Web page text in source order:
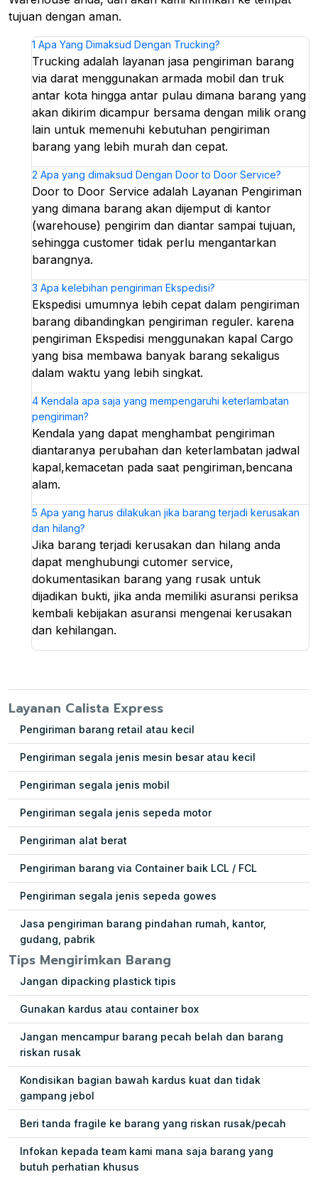
tujuan dengan aman.
1 Apa Yang Dimaksud Dengan Trucking?
Trucking adalah layanan jasa pengiriman barang
via darat menggunakan armada mobil dan truk
antar kota hingga antar pulau dimana barang yang
akan dikirim dicampur bersama dengan milik orang
lain untuk memenuhi kebutuhan pengiriman
barang yang lebih murah dan cepat.
2 Apa yang dimaksud Dengan Door to Door Service?
Door to Door Service adalah Layanan Pengiriman
yang dimana barang akan dijemput di kantor
(warehouse) pengirim dan diantar sampai tujuan,
sehingga customer tidak perlu mengantarkan
barangnya.
3 Apa kelebihan pengiriman Ekspedisi?
Ekspedisi umumnya lebih cepat dalam pengiriman
barang dibandingkan pengiriman reguler. karena
pengiriman Ekspedisi menggunakan kapal Cargo
yang bisa membawa banyak barang sekaligus
dalam waktu yang lebih singkat.
4 Kendala apa saja yang mempengaruhi keterlambatan
pengiriman?
Kendala yang dapat menghambat pengiriman
diantaranya perubahan dan keterlambatan jadwal
kapal,kemacetan pada saat pengiriman,bencana
alam.
5 Apa yang harus dilakukan jika barang terjadi kerusakan
dan hilang?
Jika barang terjadi kerusakan dan hilang anda
dapat menghubungi cutomer service,
dokumentasikan barang yang rusak untuk
dijadikan bukti, jika anda memiliki asuransi periksa
kembali kebijakan asuransi mengenai kerusakan
dan kehilangan.
Layanan Calista Express
Pengiriman barang retail atau kecil
Pengiriman segala jenis mesin besar atau kecil
Pengiriman segala jenis mobil
Pengiriman segala jenis sepeda motor
Pengiriman alat berat
Pengiriman barang via Container baik LCL / FCL
Pengiriman segala jenis sepeda gowes
Jasa pengiriman barang pindahan rumah, kantor,
gudang, pabrik
Tips Mengirimkan Barang
Jangan dipacking plastick tipis
Gunakan kardus atau container box
Jangan mencampur barang pecah belah dan barang
riskan rusak
Kondisikan bagian bawah kardus kuat dan tidak
gampang jebol
Beri tanda fragile ke barang yang riskan rusak/pecah
Infokan kepada team kami mana saja barang yang
butuh perhatian khusus